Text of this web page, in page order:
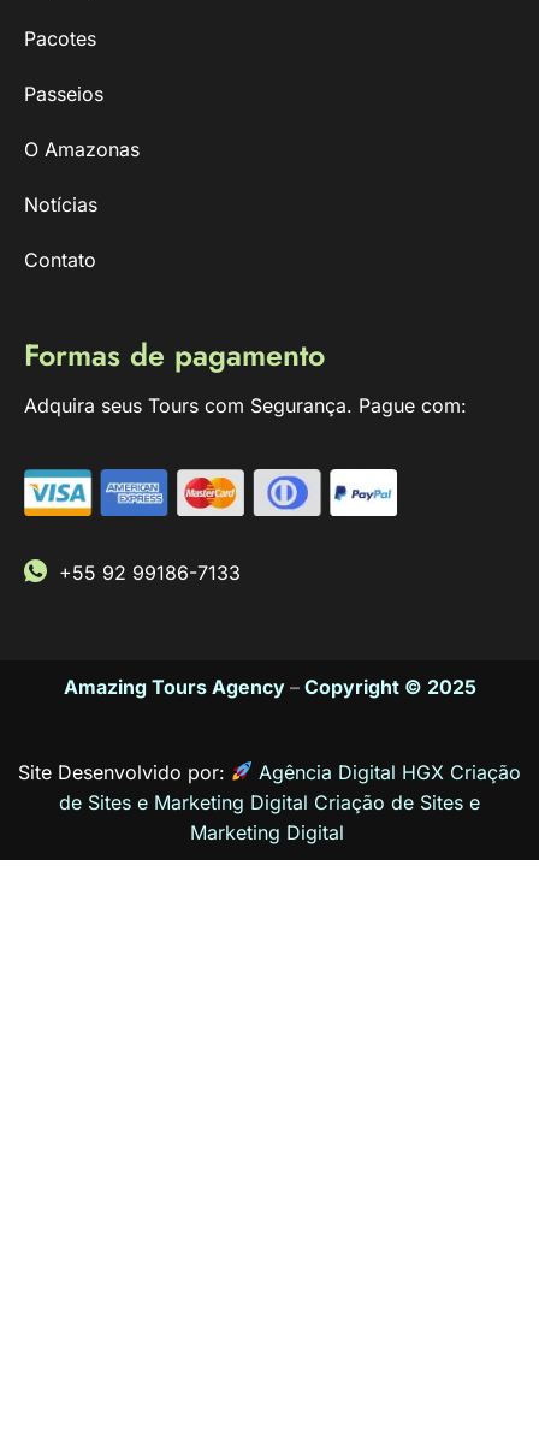
Pacotes
Passeios
O Amazonas
Notícias
Contato
Formas de pagamento
Adquira seus Tours com Segurança. Pague com:
+55 92 99186-7133
Amazing Tours Agency– Copyright © 2025
Site Desenvolvido por:
Agência Digital HGX Criação
de Sites e Marketing Digital Criação de Sites e
Marketing Digital